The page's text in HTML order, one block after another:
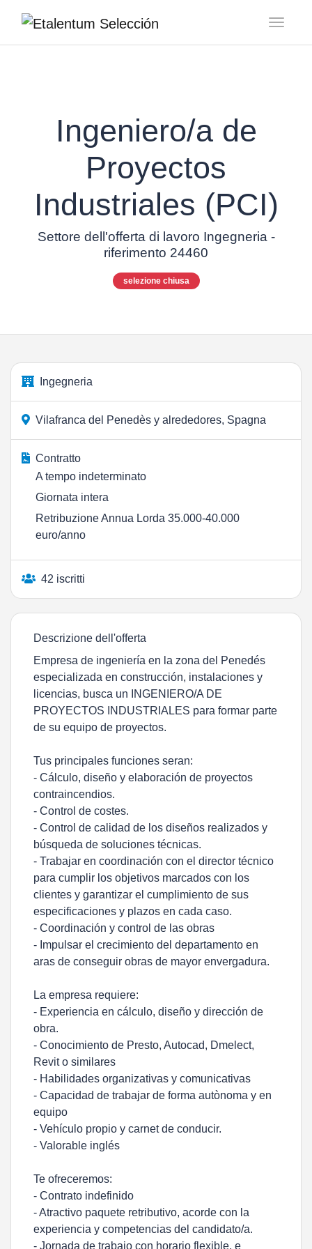
Ingeniero/a de
Proyectos
Industriales (PCI)
Settore dell'offerta di lavoro Ingegneria -
riferimento 24460
selezione chiusa
Ingegneria
Vilafranca del Penedès y alrededores, Spagna
Contratto
A tempo indeterminato
Giornata intera
Retribuzione Annua Lorda 35.000-40.000
euro/anno
42 iscritti
Descrizione dell'offerta
Empresa de ingeniería en la zona del Penedés
especializada en construcción, instalaciones y
licencias, busca un INGENIERO/A DE
PROYECTOS INDUSTRIALES para formar parte
de su equipo de proyectos.
Tus principales funciones seran:
- Cálculo, diseño y elaboración de proyectos
contraincendios.
- Control de costes.
- Control de calidad de los diseños realizados y
búsqueda de soluciones técnicas.
- Trabajar en coordinación con el director técnico
para cumplir los objetivos marcados con los
clientes y garantizar el cumplimiento de sus
especificaciones y plazos en cada caso.
- Coordinación y control de las obras
- Impulsar el crecimiento del departamento en
aras de conseguir obras de mayor envergadura.
La empresa requiere:
- Experiencia en cálculo, diseño y dirección de
obra.
- Conocimiento de Presto, Autocad, Dmelect,
Revit o similares
- Habilidades organizativas y comunicativas
- Capacidad de trabajar de forma autònoma y en
equipo
- Vehículo propio y carnet de conducir.
- Valorable inglés
Te ofreceremos:
- Contrato indefinido
- Atractivo paquete retributivo, acorde con la
experiencia y competencias del candidato/a.
- Jornada de trabajo con horario flexible, e